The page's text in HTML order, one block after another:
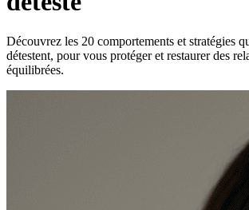
Découvrez les 20 comportements et stratégies
détestent, pour vous protéger et restaurer des
équilibrées.